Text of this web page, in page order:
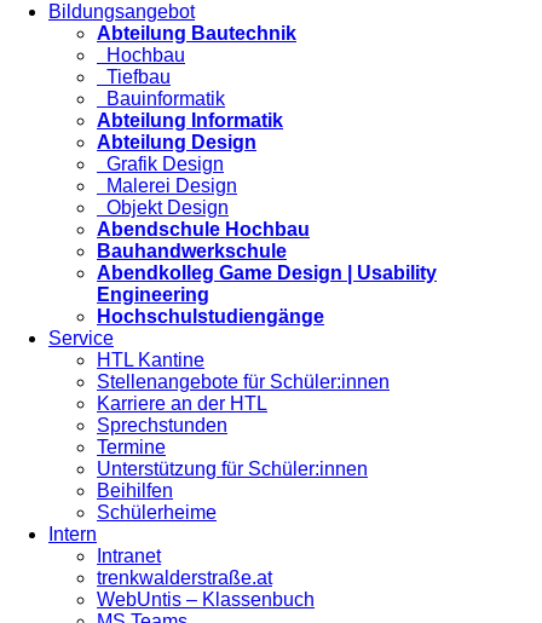
Bildungsangebot
Abteilung Bautechnik
Hochbau
Tiefbau
Bauinformatik
Abteilung Informatik
Abteilung Design
Grafik Design
Malerei Design
Objekt Design
Abendschule Hochbau
Bauhandwerkschule
Abendkolleg Game Design | Usability
Engineering
Hochschulstudiengänge
Service
HTL Kantine
Stellenangebote für Schüler:innen
Karriere an der HTL
Sprechstunden
Termine
Unterstützung für Schüler:innen
Beihilfen
Schülerheime
Intern
Intranet
trenkwalderstraße.at
WebUntis – Klassenbuch